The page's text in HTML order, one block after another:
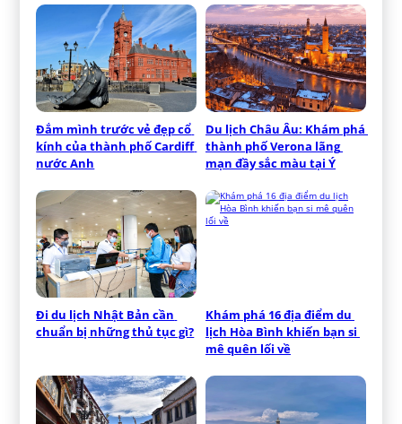
Đắm mình trước vẻ đẹp cổ
kính của thành phố Cardiff
nước Anh
Du lịch Châu Âu: Khám phá
thành phố Verona lãng
mạn đầy sắc màu tại Ý
Đi du lịch Nhật Bản cần
chuẩn bị những thủ tục gì?
Khám phá 16 địa điểm du
lịch Hòa Bình khiến bạn si
mê quên lối về